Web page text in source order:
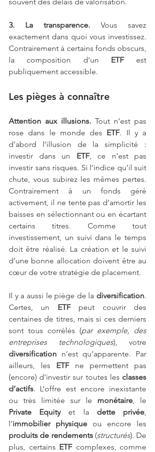
3. La transparence. Vous savez
exactement dans quoi vous investissez.
Contrairement à certains fonds obscurs,
la composition d’un ETF est
publiquement accessible.
Les pièges à connaître
Attention aux illusions. Tout n’est pas
rose dans le monde des ETF. Il y a
d’abord l’illusion de la simplicité :
investir dans un ETF, ce n’est pas
investir sans risques. Si l’indice qu’il suit
chute, vous subirez les mêmes pertes.
Contrairement à un fonds géré
activement, il ne tente pas d’amortir les
baisses en sélectionnant ou en écartant
certains titres. Comme tout
investissement, un suivi dans le temps
doit être réalisé. La création et le suivi
d’une bonne allocation doivent être au
cœur de votre stratégie de placement.
Il y a aussi le piège de la diversification.
Certes, un ETF peut couvrir des
centaines de titres, mais si ces derniers
sont tous corrélés (par exemple, des
entreprises technologiques
diversification n’est qu’apparente. Par
ailleurs, les ETF ne permettent pas
(encore) d’investir sur toutes les classes
d’actifs. L’offre est encore inexistante
ou très limitée sur le monétaire
Private Equity et la dette privée,
l’immobilier physique
produits de rendements (structurés). De
plus, certains ETF complexes, comme